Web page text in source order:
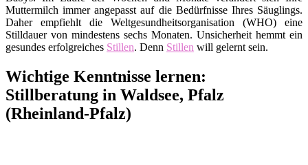
Muttermilch immer angepasst auf die Bedürfnisse Ihres Säuglings.
Daher empfiehlt die Weltgesundheitsorganisation (WHO) eine
Stilldauer von mindestens sechs Monaten. Unsicherheit hemmt ein
gesundes erfolgreiches Stillen. Denn Stillen will gelernt sein.
Wichtige Kenntnisse lernen:
Stillberatung in Waldsee, Pfalz
(Rheinland-Pfalz)